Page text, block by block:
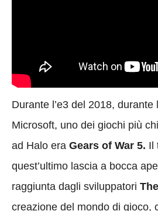
Durante l’e3 del 2018, durante
Microsoft, uno dei giochi più
ad Halo era Gears of War 5. Il
quest’ultimo lascia a bocca
raggiunta dagli sviluppatori
creazione del mondo di gioco,